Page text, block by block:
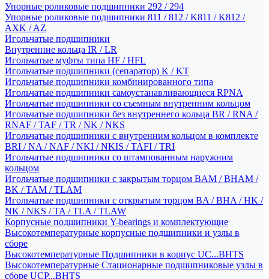
Упорные роликовые подшипники 292 / 294
Упорные роликовые подшипники 811 / 812 / K811 / K812 /
AXK / AZ
Игольчатые подшипники
Внутренние кольца IR / LR
Игольчатые муфты типа HF / HFL
Игольчатые подшипники (сепаратор) K / KT
Игольчатые подшипники комбинированного типа
Игольчатые подшипники самоустанавливающиеся RPNA
Игольчатые подшипники со съемным внутренним кольцом
Игольчатые подшипники без внутреннего кольца BR / RNA /
RNAF / TAF / TR / NK / NKS
Игольчатые подшипники с внутренним кольцом в комплекте
BRI / NA / NAF / NKI / NKIS / TAFI / TRI
Игольчатые подшипники со штампованным наружним
кольцом
Игольчатые подшипники с закрытым торцом BAM / BHAM /
BK / TAM / TLAM
Игольчатые подшипники с открытым торцом BA / BHA / HK /
NK / NKS / TA / TLA / TLAW
Корпусные подшипники Y-bearings и комплектующие
Высокотемпературные корпусные подшипники и узлы в
сборе
Высокотемпературные Подшипники в корпус UC...BHTS
Высокотемпературные Стационарные подшипниковые узлы в
сборе UCP...BHTS